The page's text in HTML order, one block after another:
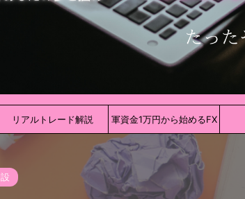
リアルトレード解説 軍資金1万円から始めるFX